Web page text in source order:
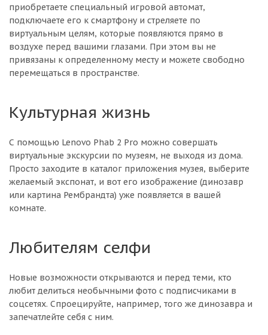
приобретаете специальный игровой автомат,
подключаете его к смартфону и стреляете по
виртуальным целям, которые появляются прямо в
воздухе перед вашими глазами. При этом вы не
привязаны к определенному месту и можете свободно
перемещаться в пространстве.
Культурная жизнь
С помощью Lenovo Phab 2 Pro можно совершать
виртуальные экскурсии по музеям, не выходя из дома.
Просто заходите в каталог приложения музея, выберите
желаемый экспонат, и вот его изображение (динозавр
или картина Рембрандта) уже появляется в вашей
комнате.
Любителям селфи
Новые возможности открываются и перед теми, кто
любит делиться необычными фото с подписчиками в
соцсетях. Спроецируйте, например, того же динозавра и
запечатлейте себя с ним.